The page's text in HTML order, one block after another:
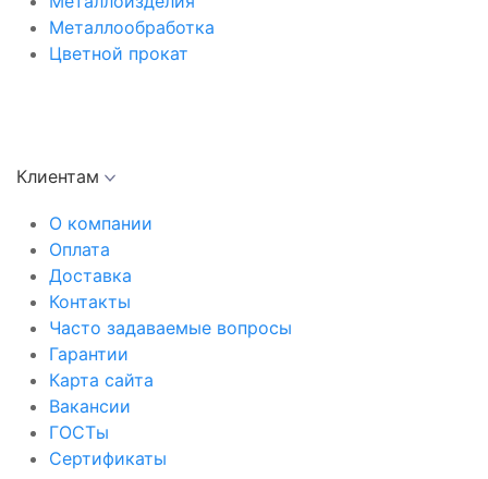
Металлообработка
Цветной прокат
Клиентам
О компании
Оплата
Доставка
Контакты
Часто задаваемые вопросы
Гарантии
Карта сайта
Вакансии
ГОСТы
Сертификаты